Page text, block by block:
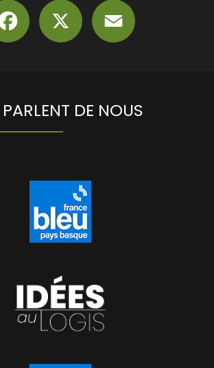
Facebook
PARLENT DE NOUS